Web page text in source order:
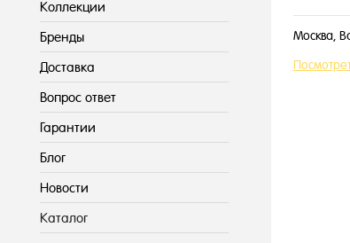
Коллекции
Бренды
Доставка
Вопрос ответ
Гарантии
Блог
Новости
Каталог
Москва,